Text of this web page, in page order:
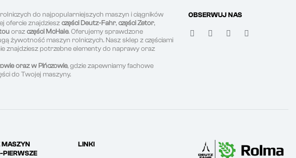
do najpopularniejszych maszyn i ciągników
ofercie znajdzieszczęści Deutz-Fahr,części Zetor,
orazczęści McHale. Oferujemy sprawdzone
żywotność maszyn rolniczych. Nasz sklep z częściami
znajdziesz potrzebne elementy do naprawy oraz
oraz w Pińczowie, gdzie zapewniamy fachowe
do Twojej maszyny.
OBSERWUJ NAS
MASZYN
PIERWSZE
LINKI